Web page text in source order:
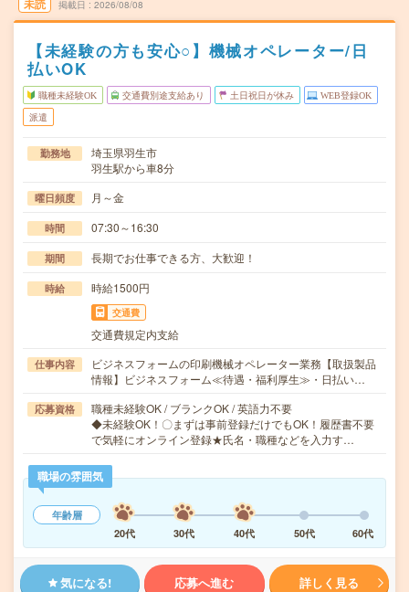
未読 掲載日 2026/08/08
【未経験の方も安心○】機械オペレーター/日
払いOK
職種未経験OK 交通費別途支給あり 土日祝日が休み WEB登録OK
派遣
勤務地
埼玉県羽生市
羽生駅から車8分
曜日頻度 月～金
時間 07:30～16:30
期間 長期でお仕事できる方、大歓迎！
時給 時給1500円
交通費
交通費規定内支給
仕事内容
ビジネスフォームの印刷機械オペレーター業務【取扱製品
情報】ビジネスフォーム≪待遇・福利厚生≫・日払い…
応募資格
職種未経験OK / ブランクOK / 英語力不要
◆未経験OK！〇まずは事前登録だけでもOK！履歴書不要
で気軽にオンライン登録★氏名・職種などを入力す…
職場の雰囲気
年齢層
20代
30代 40代 50代 60代
気になる! 応募へ進む 詳しく見る